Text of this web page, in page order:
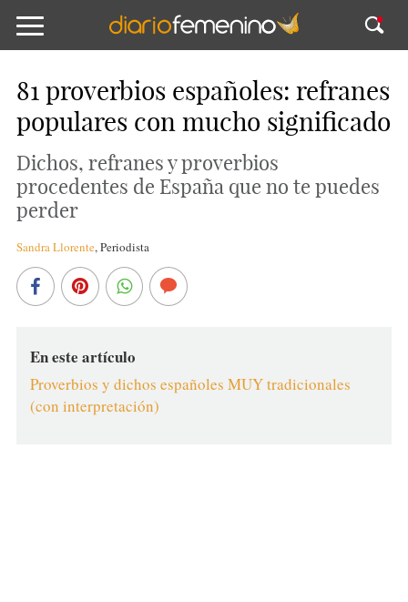
81 proverbios españoles: refranes
populares con mucho significado
Dichos, refranes y proverbios
procedentes de España que no te puedes
perder
Sandra Llorente,Periodista
En este artículo
Proverbios y dichos españoles MUY tradicionales
(con interpretación)